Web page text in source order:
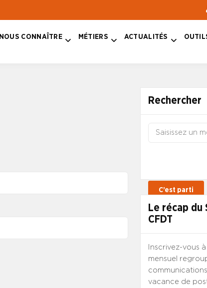
NOUS CONNAÎTRE MÉTIERS ACTUALITÉS
Rechercher
Le récap du
CFDT
Inscrivez-vous
mensuel
vacance de